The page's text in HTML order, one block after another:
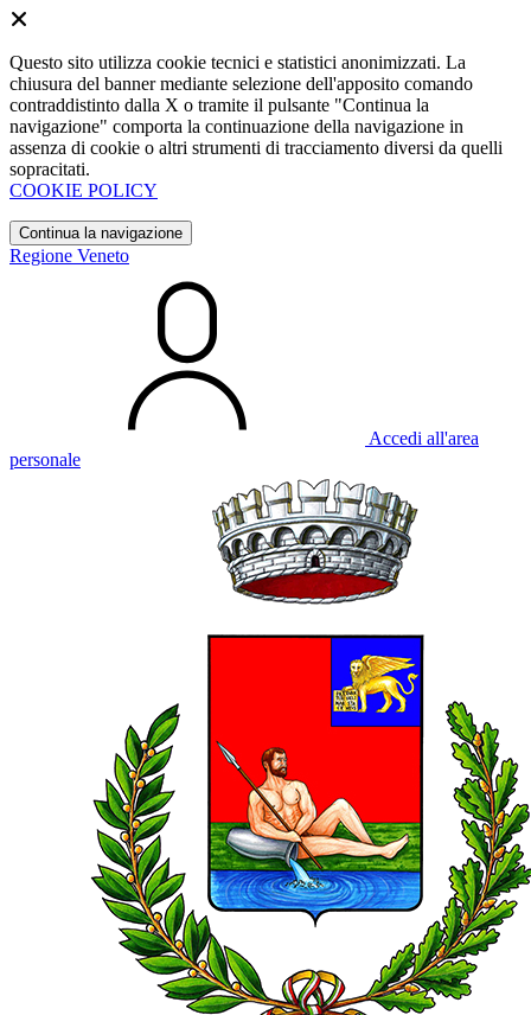
Questo sito utilizza cookie tecnici e statistici anonimizzati. La
chiusura del banner mediante selezione dell'apposito comando
contraddistinto dalla X o tramite il pulsante "Continua la
navigazione" comporta la continuazione della navigazione in
assenza di cookie o altri strumenti di tracciamento diversi da quelli
sopracitati.
COOKIE POLICY
Continua la navigazione
Regione Veneto
Accedi all'area
personale